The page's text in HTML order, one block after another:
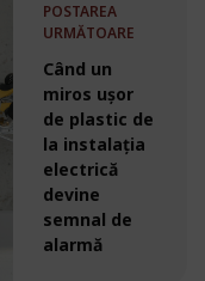
POSTAREA
URMĂTOARE
Când un
miros ușor
de plastic de
la instalația
electrică
devine
semnal de
alarmă